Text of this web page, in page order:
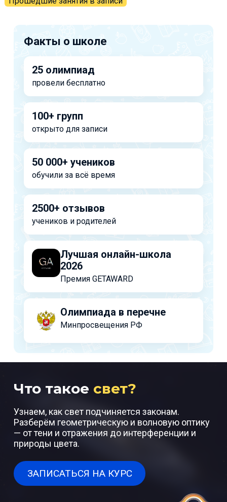
Факты о школе
25 олимпиад
провели бесплатно
100+ групп
открыто для записи
50 000+ учеников
обучили за всё время
2500+ отзывов
учеников и родителей
Лучшая онлайн-школа
2026
Премия GETAWARD
Олимпиада в перечне
Минпросвещения РФ
Что такое свет?
Узнаем, как свет подчиняется законам.
Разберём геометрическую и волновую оптику
— от тени и отражения до интерференции и
природы цвета.
ЗАПИСАТЬСЯ НА КУРС